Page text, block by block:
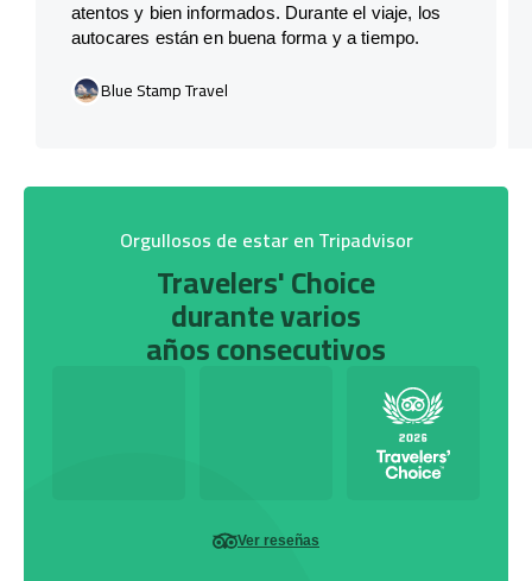
atentos y bien informados. Durante el viaje, los
autocares están en buena forma y a tiempo.
Blue Stamp Travel
Orgullosos de estar en Tripadvisor
Travelers' Choice
durante varios
años consecutivos
Ver reseñas